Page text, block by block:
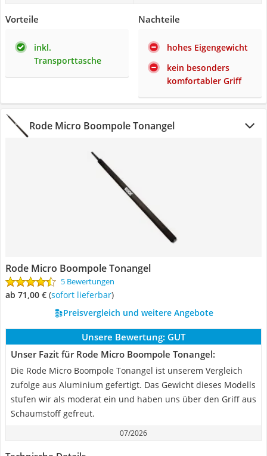
Vorteile
inkl.
Transporttasche
Nachteile
hohes Eigengewicht
kein besonders
komfortabler Griff
Rode Micro Boompole Tonangel
Rode Micro Boompole Tonangel
5 Bewertungen
ab 71,00 € ( Sofort lieferbar)
Preisvergleich und weitere Angebote
Unsere Bewertung: GUT
Unser Fazit für Rode Micro Boompole Tonangel:
Die Rode Micro Boompole Tonangel ist unserem Vergleich
zufolge aus Aluminium gefertigt. Das Gewicht dieses Modells
stufen wir als moderat ein und haben uns über den Griff aus
Schaumstoff gefreut.
07/2026